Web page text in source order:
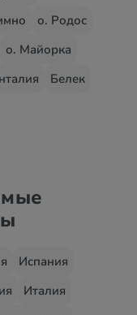
о. Родос
о. Майорка
Белек
Испания
Италия